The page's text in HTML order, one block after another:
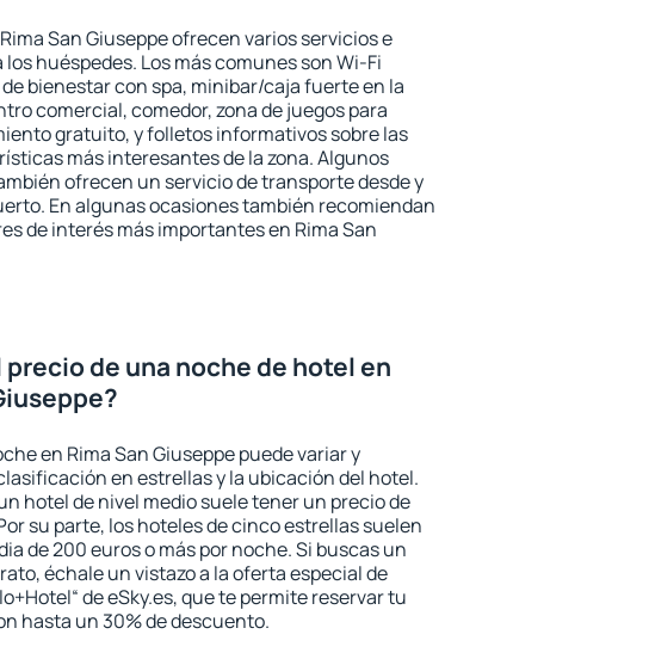
San Giuseppe ofrecen varios servicios e
huéspedes. Los más comunes son Wi-Fi
bienestar con spa, minibar/caja fuerte en la
comercial, comedor, zona de juegos para
gratuito, y folletos informativos sobre las
más interesantes de la zona. Algunos
ofrecen un servicio de transporte desde y
En algunas ocasiones también recomiendan
de interés más importantes en Rima San
precio de una noche de hotel en
en Rima San Giuseppe puede variar y
en estrellas y la ubicación del hotel.
hotel de nivel medio suele tener un precio de
su parte, los hoteles de cinco estrellas suelen
de 200 euros o más por noche. Si buscas un
échale un vistazo a la oferta especial de
de eSky.es, que te permite reservar tu
hasta un 30% de descuento.